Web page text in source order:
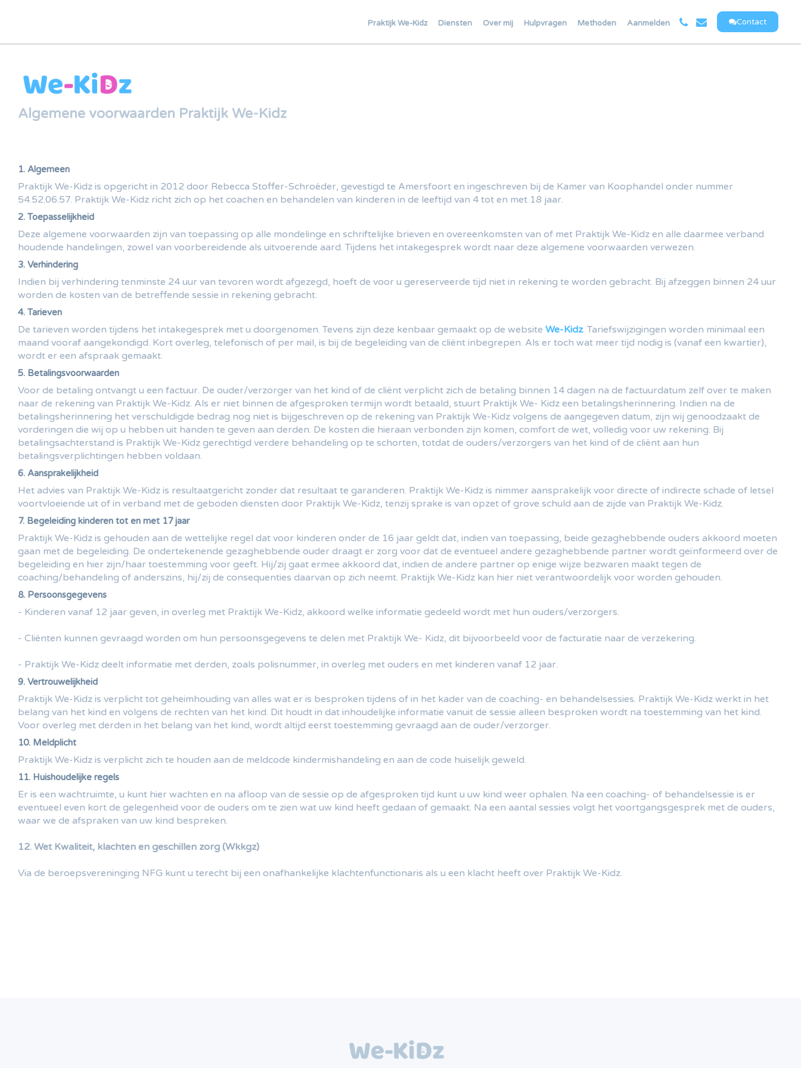
Praktijk We-Kidz Diensten Over mij Hulpvragen Methoden Aanmelden Contact
Algemene voorwaarden Praktijk We-Kidz
1. Algemeen
Praktijk We-Kidz is opgericht in 2012 door Rebecca Stoffer-Schroëder, gevestigd te Amersfoort en ingeschreven bij de Kamer van Koophandel onder nummer
54.52.06.57. Praktijk We-Kidz richt zich op het coachen en behandelen van kinderen in de leeftijd van 4 tot en met 18 jaar.
2. Toepasselijkheid
Deze algemene voorwaarden zijn van toepassing op alle mondelinge en schriftelijke brieven en overeenkomsten van of met Praktijk We-Kidz en alle daarmee verband
houdende handelingen, zowel van voorbereidende als uitvoerende aard. Tijdens het intakegesprek wordt naar deze algemene voorwaarden verwezen.
3. Verhindering
Indien bij verhindering tenminste 24 uur van tevoren wordt afgezegd, hoeft de voor u gereserveerde tijd niet in rekening te worden gebracht. Bij afzeggen binnen 24 uur
worden de kosten van de betreffende sessie in rekening gebracht.
4. Tarieven
De tarieven worden tijdens het intakegesprek met u doorgenomen. Tevens zijn deze kenbaar gemaakt op de website We-Kidz. Tariefswijzigingen worden minimaal een
maand vooraf aangekondigd. Kort overleg, telefonisch of per mail, is bij de begeleiding van de cliënt inbegrepen. Als er toch wat meer tijd nodig is (vanaf een kwartier),
wordt er een afspraak gemaakt.
5. Betalingsvoorwaarden
Voor de betaling ontvangt u een factuur. De ouder/verzorger van het kind of de cliënt verplicht zich de betaling binnen 14 dagen na de factuurdatum zelf over te maken
naar de rekening van Praktijk We-Kidz. Als er niet binnen de afgesproken termijn wordt betaald, stuurt Praktijk We- Kidz een betalingsherinnering. Indien na de
betalingsherinnering het verschuldigde bedrag nog niet is bijgeschreven op de rekening van Praktijk We-Kidz volgens de aangegeven datum, zijn wij genoodzaakt de
vorderingen die wij op u hebben uit handen te geven aan derden. De kosten die hieraan verbonden zijn komen, comfort de wet, volledig voor uw rekening. Bij
betalingsachterstand is Praktijk We-Kidz gerechtigd verdere behandeling op te schorten, totdat de ouders/verzorgers van het kind of de cliënt aan hun
betalingsverplichtingen hebben voldaan.
6. Aansprakelijkheid
Het advies van Praktijk We-Kidz is resultaatgericht zonder dat resultaat te garanderen. Praktijk We-Kidz is nimmer aansprakelijk voor directe of indirecte schade of letsel
voortvloeiende uit of in verband met de geboden diensten door Praktijk We-Kidz, tenzij sprake is van opzet of grove schuld aan de zijde van Praktijk We-Kidz.
7. Begeleiding kinderen tot en met 17 jaar
Praktijk We-Kidz is gehouden aan de wettelijke regel dat voor kinderen onder de 16 jaar geldt dat, indien van toepassing, beide gezaghebbende ouders akkoord moeten
gaan met de begeleiding. De ondertekenende gezaghebbende ouder draagt er zorg voor dat de eventueel andere gezaghebbende partner wordt geïnformeerd over de
begeleiding en hier zijn/haar toestemming voor geeft. Hij/zij gaat ermee akkoord dat, indien de andere partner op enige wijze bezwaren maakt tegen de
coaching/behandeling of anderszins, hij/zij de consequenties daarvan op zich neemt. Praktijk We-Kidz kan hier niet verantwoordelijk voor worden gehouden.
8. Persoonsgegevens
- Kinderen vanaf 12 jaar geven, in overleg met Praktijk We-Kidz, akkoord welke informatie gedeeld wordt met hun ouders/verzorgers.
- Cliënten kunnen gevraagd worden om hun persoonsgegevens te delen met Praktijk We- Kidz, dit bijvoorbeeld voor de facturatie naar de verzekering.
- Praktijk We-Kidz deelt informatie met derden, zoals polisnummer, in overleg met ouders en met kinderen vanaf 12 jaar.
9. Vertrouwelijkheid
Praktijk We-Kidz is verplicht tot geheimhouding van alles wat er is besproken tijdens of in het kader van de coaching- en behandelsessies. Praktijk We-Kidz werkt in het
belang van het kind en volgens de rechten van het kind. Dit houdt in dat inhoudelijke informatie vanuit de sessie alleen besproken wordt na toestemming van het kind.
Voor overleg met derden in het belang van het kind, wordt altijd eerst toestemming gevraagd aan de ouder/verzorger.
10. Meldplicht
Praktijk We-Kidz is verplicht zich te houden aan de meldcode kindermishandeling en aan de code huiselijk geweld.
11. Huishoudelijke regels
Er is een wachtruimte, u kunt hier wachten en na afloop van de sessie op de afgesproken tijd kunt u uw kind weer ophalen. Na een coaching- of behandelsessie is er
eventueel even kort de gelegenheid voor de ouders om te zien wat uw kind heeft gedaan of gemaakt. Na een aantal sessies volgt het voortgangsgesprek met de ouders,
waar we de afspraken van uw kind bespreken.
12. Wet Kwaliteit, klachten en geschillen zorg (Wkkgz)
Via de beroepsvereninging NFG kunt u terecht bij een onafhankelijke klachtenfunctionaris als u een klacht heeft over Praktijk We-Kidz.